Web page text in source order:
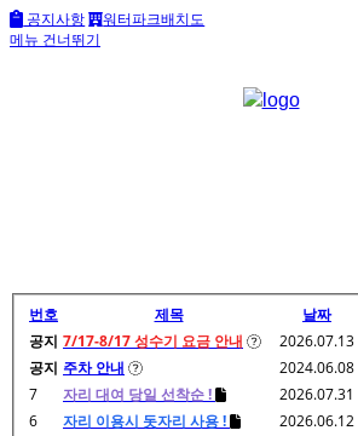
공지사항
워터파크배치도
메뉴 건너뛰기
번호 제목 날짜
공지 7/17-8/17 성수기 요금 안내 2026.07.13
공지 주차 안내 2024.06.08
7
자리 대여 당일 선착순 ! 2026.07.31
6
자리 이용시 돗자리 사용 ! 2026.06.12